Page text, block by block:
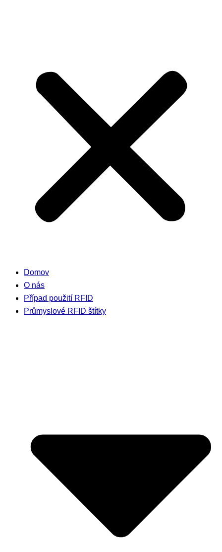
Domov
O nás
Případ použití RFID
Průmyslové RFID štítky